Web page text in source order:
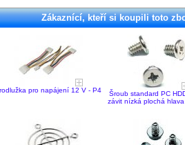
Zákaznící, kteří si koupili toto
pro napájení 12 V - P4
Šroub standard PC
závit nízká plochá